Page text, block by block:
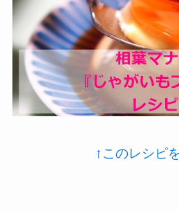
↑このレシピ